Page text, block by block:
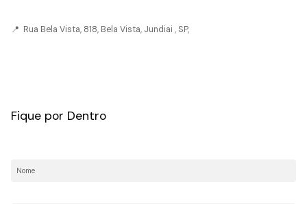
📍 Rua Bela Vista, 818, Bela Vista, Jundiai , SP,
Fique por Dentro